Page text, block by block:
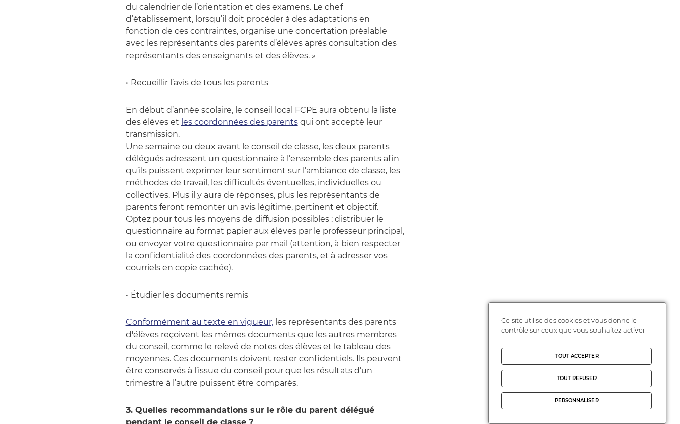
du calendrier de l’orientation et des examens. Le chef
d’établissement, lorsqu’il doit procéder à des adaptations en
fonction de ces contraintes, organise une concertation préalable
avec les représentants des parents d’élèves après consultation des
représentants des enseignants et des élèves. »
• Recueillir l’avis de tous les parents
En début d’année scolaire, le conseil local FCPE aura obtenu la liste
des élèves et les coordonnées des parentsqui ont accepté leur
transmission.
Une semaine ou deux avant le conseil de classe, les deux parents
délégués adressent un questionnaire à l’ensemble des parents afin
qu’ils puissent exprimer leur sentiment sur l’ambiance de classe, les
méthodes de travail, les difficultés éventuelles, individuelles ou
collectives. Plus il y aura de réponses, plus les représentants de
parents feront remonter un avis légitime, pertinent et objectif.
Optez pour tous les moyens de diffusion possibles : distribuer le
questionnaire au format papier aux élèves par le professeur principal,
ou envoyer votre questionnaire par mail (attention, à bien respecter
la confidentialité des coordonnées des parents, et à adresser vos
courriels en copie cachée).
• Étudier les documents remis
Conformément au texte en vigueur,les représentants des parents
d'élèves reçoivent les mêmes documents que les autres membres
du conseil, comme le relevé de notes des élèves et le tableau des
moyennes. Ces documents doivent rester confidentiels. Ils peuvent
être conservés à l’issue du conseil pour que les résultats d’un
trimestre à l’autre puissent être comparés.
3. Quelles recommandations sur le rôle du parent délégué
pendant le conseil de classe ?
Ce site utilise des cookies et vous donne le
contrôle sur ceux que vous souhaitez activer
TOUT ACCEPTER
TOUT REFUSER
PERSONNALISER